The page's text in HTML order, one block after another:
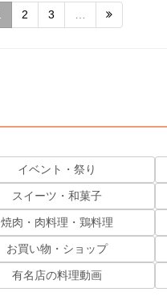
2 3
イベント・祭り
スイーツ・和菓子
焼肉・肉料理・鶏料理
お買い物・ショップ
有名店の料理動画